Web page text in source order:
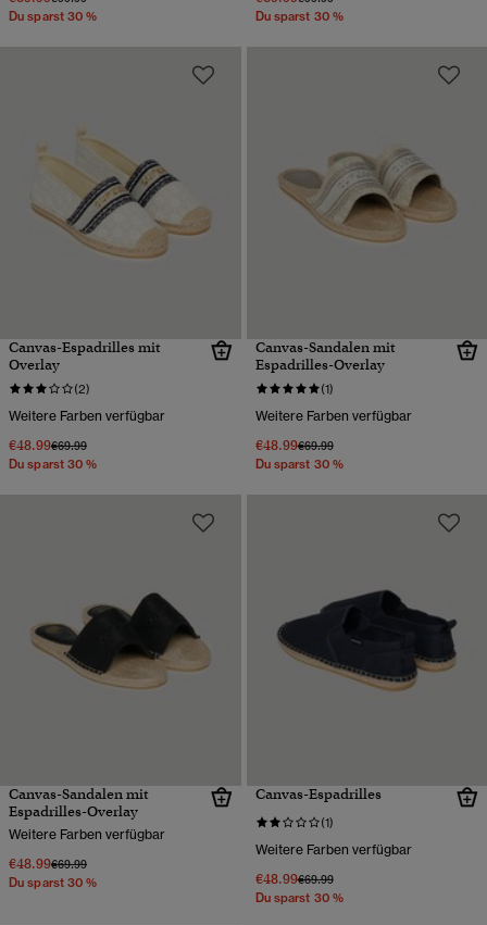
Du sparst 30 %
Du sparst 30 %
Canvas-Espadrilles mit
Overlay
(2)
Weitere Farben verfügbar
€48.99Preis wurde reduziert von
€69.99bis
Du sparst 30 %
Canvas-Sandalen mit
Espadrilles-Overlay
(1)
Weitere Farben verfügbar
€48.99Preis wurde reduziert von
€69.99bis
Du sparst 30 %
Canvas-Sandalen mit
Espadrilles-Overlay
Weitere Farben verfügbar
€48.99Preis wurde reduziert von
€69.99bis
Du sparst 30 %
Canvas-Espadrilles
(1)
Weitere Farben verfügbar
€48.99Preis wurde reduziert von
€69.99bis
Du sparst 30 %